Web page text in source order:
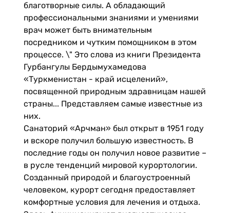
благотворные силы. А обладающий
профессиональными знаниями и умениями
врач может быть внимательным
посредником и чутким помощником в этом
процессе. \" Это слова из книги Президента
Гурбангулы Бердымухамедова
«Туркменистан - край исцелений»,
посвященной природным здравницам нашей
страны... Представляем самые известные из
них.
Санаторий «Арчман» был открыт в 1951 году
и вскоре получил большую известность. В
последние годы он получил новое развитие –
в русле тенденций мировой курортологии.
Созданный природой и благоустроенный
человеком, курорт сегодня предоставляет
комфортные условия для лечения и отдыха.